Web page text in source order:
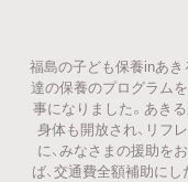
福島の子ども保養inあ
達の保養のプログラム
事になりました。あき
身体も開放され、リフ
に、みなさまの援助を
ば、交通費全額補助に